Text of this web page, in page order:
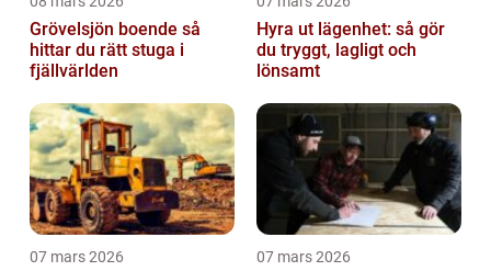
Grövelsjön boende så
hittar du rätt stuga i
fjällvärlden
Hyra ut lägenhet: så gör
du tryggt, lagligt och
lönsamt
07 mars 2026 07 mars 2026